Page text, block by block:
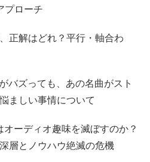
プローチ
正解はどれ？平行・軸合わ
バズっても、あの名曲がスト
ましい事情について
ーディオ趣味を滅ぼすのか？
層とノウハウ絶滅の危機